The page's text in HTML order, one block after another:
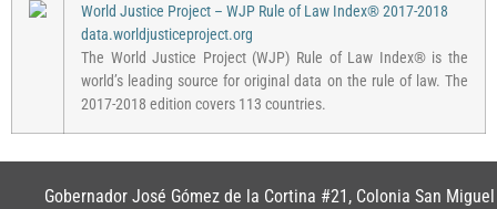
World Justice Project – WJP Rule of Law Index® 2017-2018
data.worldjusticeproject.org
The World Justice Project (WJP) Rule of Law Index® is the
world’s leading source for original data on the rule of law. The
2017-2018 edition covers 113 countries.
Gobernador José Gómez de la Cortina #21, Colonia San Miguel